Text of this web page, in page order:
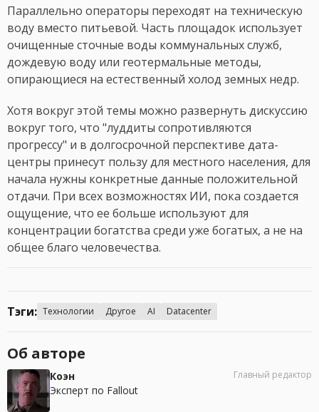
Параллельно операторы переходят на техническую
воду вместо питьевой. Часть площадок использует
очищенные сточные воды коммунальных служб,
дождевую воду или геотермальные методы,
опирающиеся на естественный холод земных недр.
Хотя вокруг этой темы можно развернуть дискуссию
вокруг того, что "луддиты сопротивляются
прогрессу" и в долгосрочной перспективе дата-
центры принесут пользу для местного населения, для
начала нужны конкретные данные положительной
отдачи. При всех возможностях ИИ, пока создается
ощущение, что ее больше используют для
концентрации богатства среди уже богатых, а не на
общее благо человечества.
Тэги: Технологии Другое AI Datacenter
Об авторе
Коэн
Эксперт по Fallout
Главный редактор